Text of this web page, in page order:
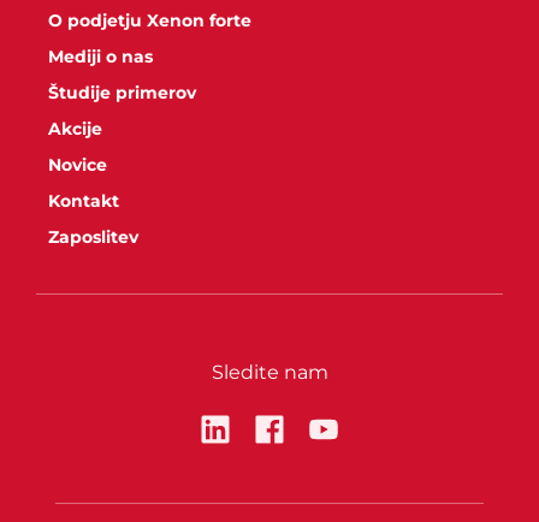
O podjetju Xenon forte
Mediji o nas
Študije primerov
Akcije
Novice
Kontakt
Zaposlitev
Sledite nam